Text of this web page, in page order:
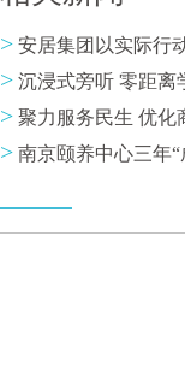
> 安居集团以实际行
> 沉浸式旁听 零距
> 聚力服务民生 优化
> 南京颐养中心三年“